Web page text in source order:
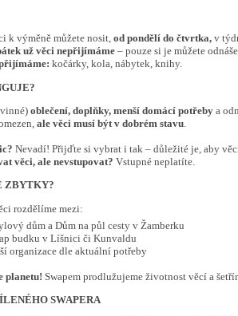
k výměně můžete nosit, od pondělí do čtvrtka,v
už věci nepřijímáme– pouze si je můžete
kočárky, kola, nábytek, knihy.
oblečení, doplňky, menší domácí potřebya
ale věci musí být v dobrém stavu.
Nevadí! Přijďte si vybrat i tak – důležité je, aby
věci, ale nevstupovat? Vstupné neplatíte.
ZBYTKY?
rozdělíme mezi:
dům a Dům na půl cesty v Žamberku
budku v Líšnici či Kunvaldu
organizace dle aktuální potřeby
planetu! Swapem prodlužujeme životnost věcí a
SWAPERA